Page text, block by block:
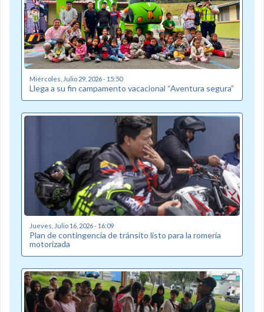
Miércoles, Julio 29, 2026 - 15:50
Llega a su fin campamento vacacional “Aventura segura”
Jueves, Julio 16, 2026 - 16:09
Plan de contingencia de tránsito listo para la romería
motorizada